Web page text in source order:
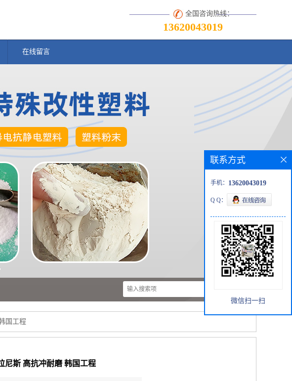
全国咨询热线：
13620043019
在线留言
国工程
尼斯 高抗冲耐磨 韩国工程
联系方式
手机： 13620043019
Q Q：
微信扫一扫